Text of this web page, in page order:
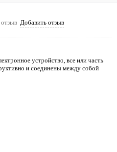
Добавить отзыв
устройство, все или часть
и соединены между собой